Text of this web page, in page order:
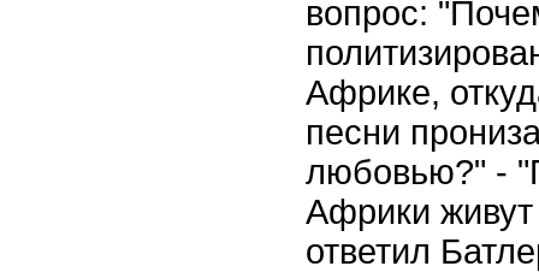
вопрос:
Африке,
песни
любовью?" -
Африки
ответил